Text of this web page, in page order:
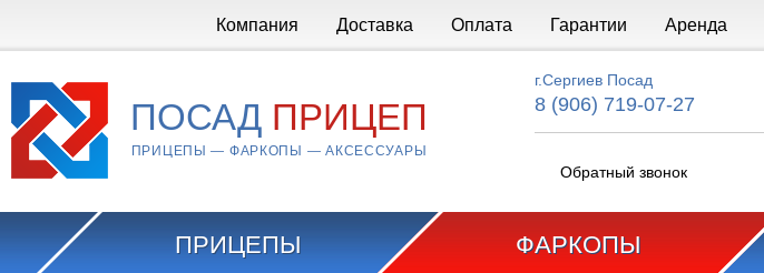
Компания Доставка Оплата Гарантии Аренда
ПОСАД ПРИЦЕП
ПРИЦЕПЫ — ФАРКОПЫ — АКСЕССУАРЫ
г.Сергиев Посад
8 (906) 719-07-27
Обратный звонок
ПРИЦЕПЫ ФАРКОПЫ